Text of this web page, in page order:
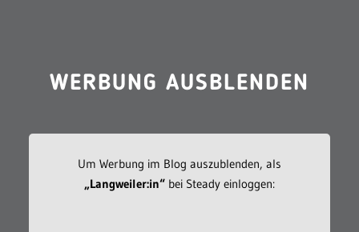
WERBUNG AUSBLENDEN
Um Werbung im Blog auszublenden, als
„Langweiler:in“bei Steady einloggen: